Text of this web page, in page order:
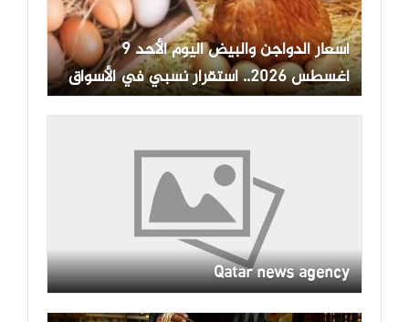
أسعار الدواجن والبيض اليوم الأحد 9
أغسطس 2026.. استقرار نسبي في الأسواق
Qatar news agency